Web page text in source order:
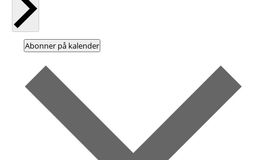
Abonner på kalender